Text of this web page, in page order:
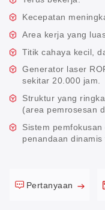
Kecepatan
Area kerja yang
Titik cahaya kecil,
Generator laser
sekitar 20.000 jam.
Struktur yang
(area pemrosesan
Sistem
penandaan dinamis
Pertanyaan